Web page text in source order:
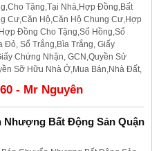
Tặng,Tại Nhà,Hợp Đồng,Bất
Cư,Căn Hộ,Căn Hộ Chung Cư,Hợp
Đồng Cho Tặng,Sổ Hồng,Sổ
Đỏ, Sổ Trắng,Bìa Trắng, Giấy
Chứng Nhận, GCN,Quyền Sử
Sỡ Hữu Nhà Ở,Mua Bán,Nhà Đất,
- Mr Nguyên
Nhượng Bất Động Sản Quận